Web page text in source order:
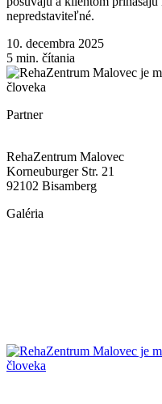
nepredstaviteľné.
10. decembra 2025
5 min. čítania
Partner
RehaZentrum Malovec
Korneuburger Str. 21
92102 Bisamberg
Galéria